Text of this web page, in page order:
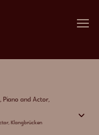
Piano and Actor,
Klangbrücken
3